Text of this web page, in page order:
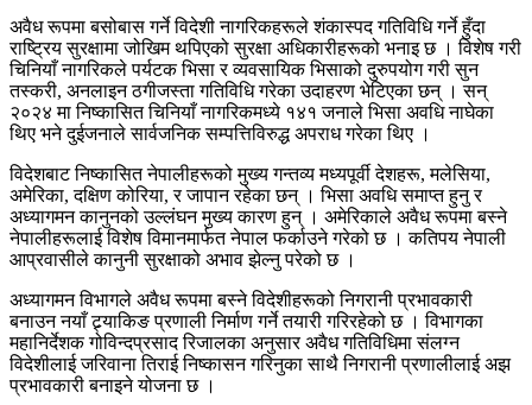
अवैध रूपमा बसोबास गर्ने विदेशी नागरिकहरूले शंकास्पद गतिविधि गर्ने हुँदा
राष्ट्रिय सुरक्षामा जोखिम थपिएको सुरक्षा अधिकारीहरूको भनाइ छ । विशेष गरी
चिनियाँ नागरिकले पर्यटक भिसा र व्यवसायिक भिसाको दुरुपयोग गरी सुन
तस्करी, अनलाइन ठगीजस्ता गतिविधि गरेका उदाहरण भेटिएका छन् । सन्
२०२४ मा निष्कासित चिनियाँ नागरिकमध्ये १४१ जनाले भिसा अवधि नाघेका
थिए भने दुईजनाले सार्वजनिक सम्पत्तिविरुद्ध अपराध गरेका थिए ।
विदेशबाट निष्कासित नेपालीहरूको मुख्य गन्तव्य मध्यपूर्वी देशहरू, मलेसिया,
अमेरिका, दक्षिण कोरिया, र जापान रहेका छन् । भिसा अवधि समाप्त हुनु र
अध्यागमन कानुनको उल्लंघन मुख्य कारण हुन् । अमेरिकाले अवैध रूपमा बस्ने
नेपालीहरूलाई विशेष विमानमार्फत नेपाल फर्काउने गरेको छ । कतिपय नेपाली
आप्रवासीले कानुनी सुरक्षाको अभाव झेल्नु परेको छ ।
अध्यागमन विभागले अवैध रूपमा बस्ने विदेशीहरूको निगरानी प्रभावकारी
बनाउन नयाँ ट्र्याकिङ प्रणाली निर्माण गर्ने तयारी गरिरहेको छ । विभागका
महानिर्देशक गोविन्दप्रसाद रिजालका अनुसार अवैध गतिविधिमा संलग्न
विदेशीलाई जरिवाना तिराई निष्कासन गरिनुका साथै निगरानी प्रणालीलाई अझ
प्रभावकारी बनाइने योजना छ ।